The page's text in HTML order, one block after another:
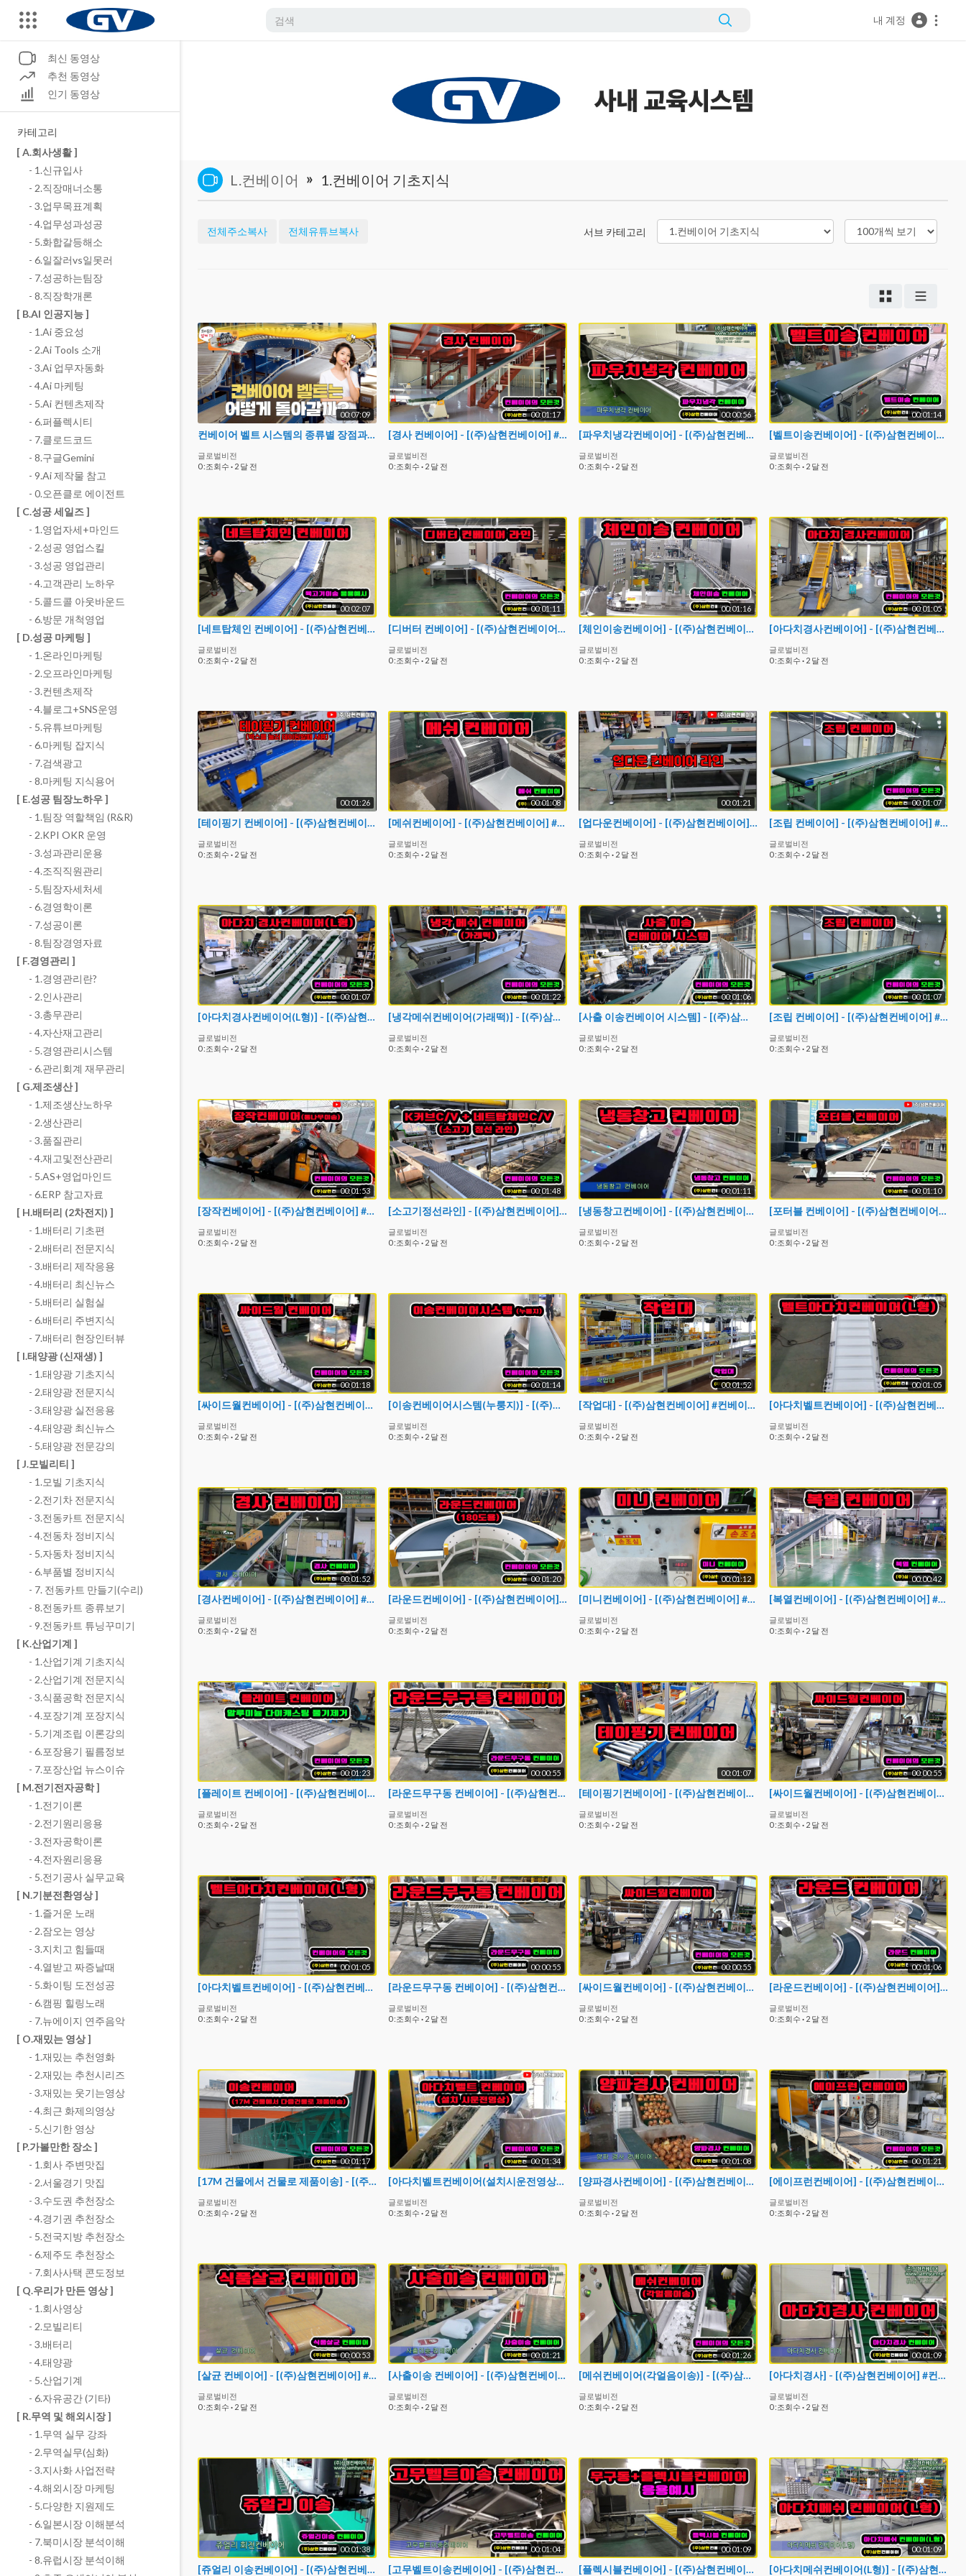
내 계정
L.컨베이어 » 1.컨베이어 기초지식
전체주소복사 전체유튜브복사 서브 카테고리
00:07:09
컨베이어 벨트 시스템의 종류별 장점과 단점, 3D모델링
글로벌비전
0 :조회수 · 2 달 전
00:01:17
[경사 컨베이어] - [(주)삼현컨베이어] #컨베이어제작 #컨베이어 #콘베어 #conveyor#컨베이어벨트#콘베어벨트#콘베어제작
글로벌비전
0 :조회수 · 2 달 전
00:00:56
[파우치냉각컨베이어] - [(주)삼현컨베이어] #컨베이어제작 #컨베이어 #콘베어 #conveyor #식품컨베이어 #메쉬컨베이어 #세척기컨베이어 #수저통컨베이어 #파우치이송 #세척기
글로벌비전
0 :조회수 · 2 달 전
00:01:14
[벨트이송컨베이어] - [(주)삼현컨베이어] #컨베이어제작 #컨베이어 #콘베어 #conveyor
글로벌비전
0 :조회수 · 2 달 전
00:02:07
[네트탑체인 컨베이어] - [(주)삼현컨베이어] #컨베이어제작 #컨베이어 #콘베어 #conveyor
글로벌비전
0 :조회수 · 2 달 전
00:01:11
[디버터 컨베이어] - [(주)삼현컨베이어] #컨베이어제작 #컨베이어 #콘베어 #conveyor#컨베이어벨트#콘베어벨트#콘베어제작
글로벌비전
0 :조회수 · 2 달 전
00:01:16
[체인이송컨베이어] - [(주)삼현컨베이어] #컨베이어제작 #컨베이어 #콘베어 #conveyor
글로벌비전
0 :조회수 · 2 달 전
00:01:05
[아다치경사컨베이어] - [(주)삼현컨베이어] #컨베이어제작 #컨베이어 #콘베어 #conveyor
글로벌비전
0 :조회수 · 2 달 전
00:01:26
[테이핑기 컨베이어] - [(주)삼현컨베이어] #컨베이어 #conveyor #제함기 #콘베어 #컨베어#테이핑기
글로벌비전
0 :조회수 · 2 달 전
00:01:08
[메쉬컨베이어] - [(주)삼현컨베이어] #컨베이어제작 #컨베이어 #콘베어 #conveyor
글로벌비전
0 :조회수 · 2 달 전
00:01:21
[업다운컨베이어] - [(주)삼현컨베이어] #컨베이어 #conveyor #콘베어 #컨베어
글로벌비전
0 :조회수 · 2 달 전
00:01:07
[조립 컨베이어] - [(주)삼현컨베이어] #컨베이어제작 #컨베이어 #콘베어 #conveyor#컨베이어벨트#콘베어벨트#콘베어제작
글로벌비전
0 :조회수 · 2 달 전
00:01:07
[아다치경사컨베이어(L형)] - [(주)삼현컨베이어] #컨베이어제작 #컨베이어 #콘베어 #conveyor
글로벌비전
0 :조회수 · 2 달 전
00:01:22
[냉각메쉬컨베이어(가래떡)] - [(주)삼현컨베이어] #가래떡냉각 #메쉬컨베이어
글로벌비전
0 :조회수 · 2 달 전
00:01:06
[사출 이송컨베이어 시스템] - [(주)삼현컨베이어] #컨베이어제작 #컨베이어 #콘베어 #conveyor#컨베이어벨트#콘베어벨트#콘베어제작
글로벌비전
0 :조회수 · 2 달 전
00:01:07
[조립 컨베이어] - [(주)삼현컨베이어] #컨베이어제작 #컨베이어 #콘베어 #conveyor#컨베이어벨트#콘베어벨트#콘베어제작
글로벌비전
0 :조회수 · 2 달 전
00:01:53
[장작컨베이어] - [(주)삼현컨베이어] #장작기계 #장작만들기 #콘베어 #conveyor
글로벌비전
0 :조회수 · 2 달 전
00:01:48
[소고기정선라인] - [(주)삼현컨베이어] #K커브#네트탑체인#소고기#정선작업
글로벌비전
0 :조회수 · 2 달 전
00:01:11
[냉동창고컨베이어] - [(주)삼현컨베이어] #컨베이어제작 #컨베이어 #콘베어 #conveyor
글로벌비전
0 :조회수 · 2 달 전
00:01:10
[포터블 컨베이어] - [(주)삼현컨베이어] #컨베이어제작 #컨베이어 #콘베어 #conveyor#컨베이어벨트#콘베어벨트#콘베어제작
글로벌비전
0 :조회수 · 2 달 전
00:01:18
[싸이드월컨베이어] - [(주)삼현컨베이어] #컨베이어제작 #컨베이어 #콘베어 #conveyor#컨베이어벨트#콘베어벨트#콘베어제작
글로벌비전
0 :조회수 · 2 달 전
00:01:14
[이송컨베이어시스템(누룽지)] - [(주)삼현컨베이어] #컨베이어제작 #컨베이어 #콘베어 #conveyor#컨베이어벨트#콘베어벨트#콘베어제작
글로벌비전
0 :조회수 · 2 달 전
00:01:52
[작업대] - [(주)삼현컨베이어] #컨베이어제작 #컨베이어 #콘베어 #conveyor
글로벌비전
0 :조회수 · 2 달 전
00:01:05
[아다치벨트컨베이어] - [(주)삼현컨베이어] #컨베이어제작 #컨베이어 #콘베어 #conveyor
글로벌비전
0 :조회수 · 2 달 전
00:01:52
[경사컨베이어] - [(주)삼현컨베이어] #컨베이어제작 #컨베이어 #콘베어 #conveyor
글로벌비전
0 :조회수 · 2 달 전
00:01:20
[라운드컨베이어] - [(주)삼현컨베이어] #컨베이어제작 #컨베이어 #콘베어 #conveyor#컨베이어벨트#콘베어벨트#콘베어제작
글로벌비전
0 :조회수 · 2 달 전
00:01:12
[미니컨베이어] - [(주)삼현컨베이어] #컨베이어제작 #컨베이어 #콘베어 #conveyor
글로벌비전
0 :조회수 · 2 달 전
00:00:42
[복열컨베이어] - [(주)삼현컨베이어] #컨베이어제작 #컨베이어 #콘베어 #conveyor
글로벌비전
0 :조회수 · 2 달 전
00:01:23
[플레이트 컨베이어] - [(주)삼현컨베이어] #컨베이어제작 #컨베이어 #콘베어 #conveyor
글로벌비전
0 :조회수 · 2 달 전
00:00:55
[라운드무구동 컨베이어] - [(주)삼현컨베이어] #컨베이어제작 #컨베이어 #콘베어 #conveyor
글로벌비전
0 :조회수 · 2 달 전
00:01:07
[테이핑기컨베이어] - [(주)삼현컨베이어] #컨베이어제작 #컨베이어 #콘베어 #conveyor
글로벌비전
0 :조회수 · 2 달 전
00:00:55
[싸이드월컨베이어] - [(주)삼현컨베이어] #컨베이어제작 #컨베이어 #콘베어 #conveyor#식품컨베이어
글로벌비전
0 :조회수 · 2 달 전
00:01:05
[아다치벨트컨베이어] - [(주)삼현컨베이어] #컨베이어제작 #컨베이어 #콘베어 #conveyor
글로벌비전
0 :조회수 · 2 달 전
00:00:55
[라운드무구동 컨베이어] - [(주)삼현컨베이어] #컨베이어제작 #컨베이어 #콘베어 #conveyor
글로벌비전
0 :조회수 · 2 달 전
00:00:55
[싸이드월컨베이어] - [(주)삼현컨베이어] #컨베이어제작 #컨베이어 #콘베어 #conveyor#식품컨베이어
글로벌비전
0 :조회수 · 2 달 전
00:01:06
[라운드컨베이어] - [(주)삼현컨베이어] #컨베이어제작 #컨베이어 #콘베어 #conveyor
글로벌비전
0 :조회수 · 2 달 전
00:01:17
[17M 건물에서 건물로 제품이송] - [(주)삼현컨베이어] #컨베이어제작 #컨베이어 #콘베어 #conveyor#컨베이어벨트#콘베어벨트#콘베어제작
글로벌비전
0 :조회수 · 2 달 전
00:01:34
[아다치벨트컨베이어(설치시운전영상)] - [(주)삼현컨베이어] #컨베이어제작 #컨베이어 #콘베어 #conveyor#컨베이어벨트#콘베어벨트#콘베어제작
글로벌비전
0 :조회수 · 2 달 전
00:01:08
[양파경사컨베이어] - [(주)삼현컨베이어] #컨베이어제작 #컨베이어 #콘베어 #conveyor
글로벌비전
0 :조회수 · 2 달 전
00:01:21
[에이프런컨베이어] - [(주)삼현컨베이어] #컨베이어제작 #컨베이어 #콘베어 #conveyor#칩컨베이어#다이케스팅이송#콘베어제작
글로벌비전
0 :조회수 · 2 달 전
00:00:53
[살균 컨베이어] - [(주)삼현컨베이어] #컨베이어제작 #컨베이어 #콘베어 #conveyor
글로벌비전
0 :조회수 · 2 달 전
00:01:21
[사출이송 컨베이어] - [(주)삼현컨베이어] #컨베이어제작 #컨베이어 #콘베어 #conveyor
글로벌비전
0 :조회수 · 2 달 전
00:01:26
[메쉬컨베이어(각얼음이송)] - [(주)삼현컨베이어] #컨베이어제작 #컨베이어 #콘베어 #conveyor#컨베이어벨트#콘베어벨트#콘베어제작
글로벌비전
0 :조회수 · 2 달 전
00:01:09
[아다치경사] - [(주)삼현컨베이어] #컨베이어제작 #컨베이어 #콘베어 #conveyor #아다치컨베이어 #경사컨베이어 #아다치경사컨베이어 #벨트컨베이어 #컨베이어벨트
글로벌비전
0 :조회수 · 2 달 전
00:01:38
[쥬얼리 이송컨베이어] - [(주)삼현컨베이어] #컨베이어제작 #컨베이어 #콘베어 #conveyor #체인컨베이어 #이송컨베이어 #작업컨베이어 #작업대컨베이어 #조립컨베이어
00:01:04
[고무벨트이송컨베이어] - [(주)삼현컨베이어] #컨베이어제작 #컨베이어 #콘베어 #conveyor
00:01:09
[플렉시블컨베이어] - [(주)삼현컨베이어] #컨베이어제작 #컨베이어 #콘베어 #conveyor
00:01:09
[아다치메쉬컨베이어(L형)] - [(주)삼현컨베이어] #컨베이어제작 #컨베이어 #콘베어 #conveyor #메쉬컨베이어 #아다치컨베이어 #아다치메쉬컨베이어
최신 동영상
추천 동영상
인기 동영상
카테고리
[ A.회사생활 ]
- 1.신규입사
- 2.직장매너소통
- 3.업무목표계획
- 4.업무성과성공
- 5.화합갈등해소
- 6.일잘러vs일못러
- 7.성공하는팀장
- 8.직장학개론
[ B.AI 인공지능 ]
- 1.Ai 중요성
- 2.Ai Tools 소개
- 3.Ai 업무자동화
- 4.Ai 마케팅
- 5.Ai 컨텐츠제작
- 6.퍼플렉시티
- 7.클로드코드
- 8.구글Gemini
- 9.Ai 제작물 참고
- 0.오픈클로 에이전트
[ C.성공 세일즈 ]
- 1.영업자세+마인드
- 2.성공 영업스킬
- 3.성공 영업관리
- 4.고객관리 노하우
- 5.콜드콜 아웃바운드
- 6.방문 개척영업
[ D.성공 마케팅 ]
- 1.온라인마케팅
- 2.오프라인마케팅
- 3.컨텐츠제작
- 4.블로그+SNS운영
- 5.유튜브마케팅
- 6.마케팅 잡지식
- 7.검색광고
- 8.마케팅 지식용어
[ E.성공 팀장노하우 ]
- 1.팀장 역할책임 (R&R)
- 2.KPI OKR 운영
- 3.성과관리운용
- 4.조직직원관리
- 5.팀장자세처세
- 6.경영학이론
- 7.성공이론
- 8.팀장경영자료
[ F.경영관리 ]
- 1.경영관리란?
- 2.인사관리
- 3.총무관리
- 4.자산재고관리
- 5.경영관리시스템
- 6.관리회계 재무관리
[ G.제조생산 ]
- 1.제조생산노하우
- 2.생산관리
- 3.품질관리
- 4.재고및전산관리
- 5.AS+영업마인드
- 6.ERP 참고자료
[ H.배터리 (2차전지) ]
- 1.배터리 기초편
- 2.배터리 전문지식
- 3.배터리 제작응용
- 4.배터리 최신뉴스
- 5.배터리 실험실
- 6.배터리 주변지식
- 7.배터리 현장인터뷰
[ I.태양광 (신재생) ]
- 1.태양광 기초지식
- 2.태양광 전문지식
- 3.태양광 실전응용
- 4.태양광 최신뉴스
- 5.태양광 전문강의
[ J.모빌리티 ]
- 1.모빌 기초지식
- 2.전기차 전문지식
- 3.전동카트 전문지식
- 4.전동차 정비지식
- 5.자동차 정비지식
- 6.부품별 정비지식
- 7. 전동카트 만들기(수리)
- 8.전동카트 종류보기
- 9.전동카트 튜닝꾸미기
[ K.산업기계 ]
- 1.산업기계 기초지식
- 2.산업기계 전문지식
- 3.식품공학 전문지식
- 4.포장기계 포장지식
- 5.기계조립 이론강의
- 6.포장용기 필름정보
- 7.포장산업 뉴스이슈
[ M.전기전자공학 ]
- 1.전기이론
- 2.전기원리응용
- 3.전자공학이론
- 4.전자원리응용
- 5.전기공사 실무교육
[ N.기분전환영상 ]
- 1.즐거운 노래
- 2.잠오는 영상
- 3.지치고 힘들때
- 4.열받고 짜증날때
- 5.화이팅 도전성공
- 6.캠핑 힐링노래
- 7.뉴에이지 연주음악
[ O.재밌는 영상 ]
- 1.재밌는 추천영화
- 2.재밌는 추천시리즈
- 3.재밌는 웃기는영상
- 4.최근 화제의영상
- 5.신기한 영상
[ P.가볼만한 장소 ]
- 1.회사 주변맛집
- 2.서울경기 맛집
- 3.수도권 추천장소
- 4.경기권 추천장소
- 5.전국지방 추천장소
- 6.제주도 추천장소
- 7.회사사택 콘도정보
[ Q.우리가 만든 영상 ]
- 1.회사영상
- 2.모빌리티
- 3.배터리
- 4.태양광
- 5.산업기계
- 6.자유공간 (기타)
[ R.무역 및 해외시장 ]
- 1.무역 실무 강좌
- 2.무역실무(심화)
- 3.지사화 사업전략
- 4.해외시장 마케팅
- 5.다양한 지원제도
- 6.일본시장 이해분석
- 7.북미시장 분석이해
- 8.유럽시장 분석이해